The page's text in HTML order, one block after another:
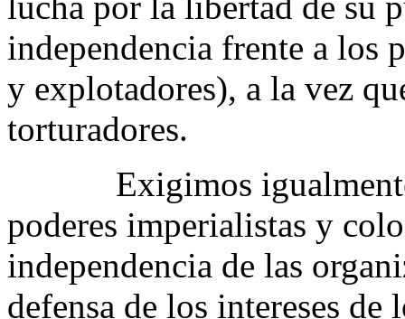
independencia frente a los
y explotadores), a la vez
torturadores.
Exigimos igualmente
poderes imperialistas y
independencia de las
defensa de los intereses de